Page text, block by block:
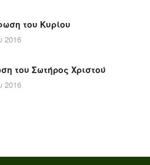
του Κυρίου
2016
του Σωτήρος Χριστού
2016